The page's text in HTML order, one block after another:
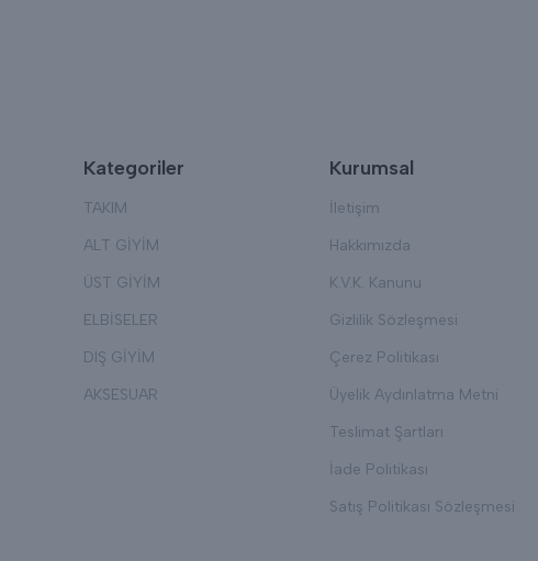
Kategoriler
TAKIM
ALT GİYİM
ÜST GİYİM
ELBİSELER
DIŞ GİYİM
AKSESUAR
Kurumsal
İletişim
Hakkımızda
K.V.K. Kanunu
Gizlilik Sözleşmesi
Çerez Politikası
Üyelik Aydınlatma Metni
Teslimat Şartları
İade Politikası
Satış Politikası Sözleşmesi